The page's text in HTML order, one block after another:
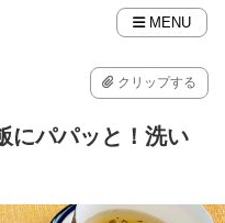
MENU
クリップする
にパパッと！洗い